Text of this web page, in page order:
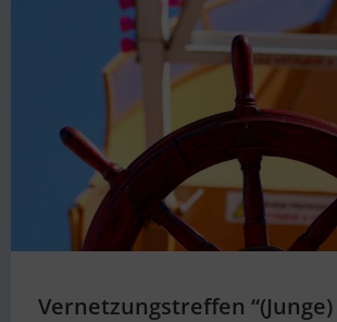
Vernetzungstreffen